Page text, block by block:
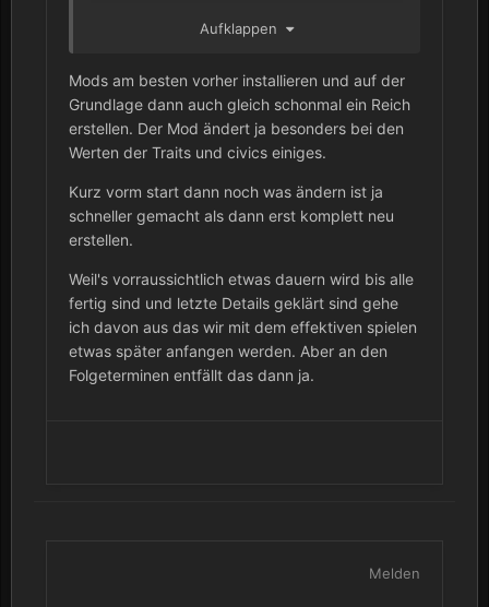
Ich bin ab 1900 voraussichtlich verfügbar.
Aufklappen
Mods am besten vorher installieren und auf der
Grundlage dann auch gleich schonmal ein Reich
erstellen. Der Mod ändert ja besonders bei den
Werten der Traits und civics einiges.
Kurz vorm start dann noch was ändern ist ja
schneller gemacht als dann erst komplett neu
erstellen.
Weil's vorraussichtlich etwas dauern wird bis alle
fertig sind und letzte Details geklärt sind gehe
ich davon aus das wir mit dem effektiven spielen
etwas später anfangen werden. Aber an den
Folgeterminen entfällt das dann ja.
Melden